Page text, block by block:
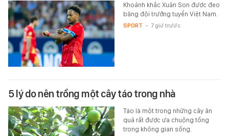
Khoảnh khắc Xuân Son được đeo
băng đội trưởng tuyển Việt Nam.
SPORT - 7 giờ trước
5 lý do nên trồng một cây táo trong nhà
Táo là một trong những cây ăn
quả rất được ưa chuộng tồng
trong không gian sống.